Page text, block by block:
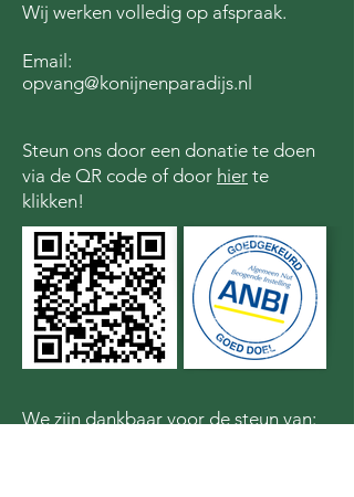
Wij werken volledig op afspraak.
Email:
opvang@konijnenparadijs.nl
Steun ons door een donatie te doen
via de QR code of door hier te
klikken!
We zijn dankbaar voor de steun van: